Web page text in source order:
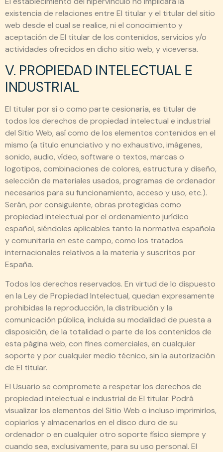
existencia de relaciones entre El titular y el titular del sitio
web desde el cual se realice, ni el conocimiento y
aceptación de El titular de los contenidos, servicios y/o
actividades ofrecidos en dicho sitio web, y viceversa.
V. PROPIEDAD INTELECTUAL E
INDUSTRIAL
El titular por sí o como parte cesionaria, es titular de
todos los derechos de propiedad intelectual e industrial
del Sitio Web, así como de los elementos contenidos en el
mismo (a título enunciativo y no exhaustivo, imágenes,
sonido, audio, vídeo, software o textos, marcas o
logotipos, combinaciones de colores, estructura y diseño,
selección de materiales usados, programas de ordenador
necesarios para su funcionamiento, acceso y uso, etc.).
Serán, por consiguiente, obras protegidas como
propiedad intelectual por el ordenamiento jurídico
español, siéndoles aplicables tanto la normativa española
y comunitaria en este campo, como los tratados
internacionales relativos a la materia y suscritos por
España.
Todos los derechos reservados. En virtud de lo dispuesto
en la Ley de Propiedad Intelectual, quedan expresamente
prohibidas la reproducción, la distribución y la
comunicación pública, incluida su modalidad de puesta a
disposición, de la totalidad o parte de los contenidos de
esta página web, con fines comerciales, en cualquier
soporte y por cualquier medio técnico, sin la autorización
de El titular.
El Usuario se compromete a respetar los derechos de
propiedad intelectual e industrial de El titular. Podrá
visualizar los elementos del Sitio Web o incluso imprimirlos,
copiarlos y almacenarlos en el disco duro de su
ordenador o en cualquier otro soporte físico siempre y
cuando sea, exclusivamente, para su uso personal. El